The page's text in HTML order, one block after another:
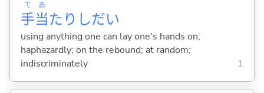
手
て
当
あ
たりしだい
using anything one can lay one's hands on;
haphazardly; on the rebound; at random;
indiscriminately
1